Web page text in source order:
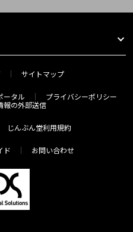
サイトマップ
ータル
プライバシーポリシー
報の外部送信
じんぶん堂利用規約
ド お問い合わせ